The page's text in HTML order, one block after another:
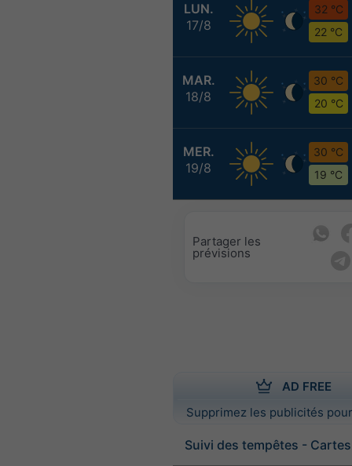
LUN.
17/8
32 °C
22 °C
MAR.
18/8
30 °C
20 °C
MER.
19/8
30 °C
19 °C
Partager les
prévisions
AD FREE
Supprimez les publicités
Suivi des tempêtes -